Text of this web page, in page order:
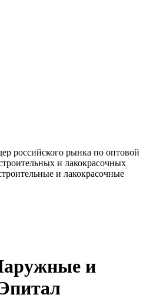
рынка по оптовой
и лакокрасочных
и лакокрасочные
и